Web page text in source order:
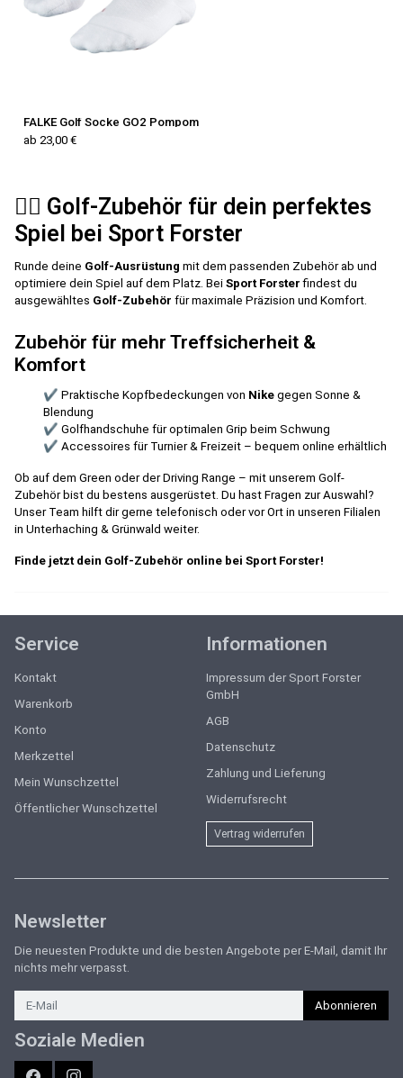
FALKE Golf Socke GO2 Pompom
ab 23,00 €
🏌️‍♂️ Golf-Zubehör für dein perfektes
Spiel bei Sport Forster
Runde deine Golf-Ausrüstung mit dem passenden Zubehör ab und
optimiere dein Spiel auf dem Platz. Bei Sport Forster findest du
ausgewähltes Golf-Zubehör für maximale Präzision und Komfort.
Zubehör für mehr Treffsicherheit &
Komfort
✔ Praktische Kopfbedeckungen von Nike gegen Sonne &
Blendung
✔ Golfhandschuhe für optimalen Grip beim Schwung
✔ Accessoires für Turnier & Freizeit – bequem online erhältlich
Ob auf dem Green oder der Driving Range – mit unserem Golf-
Zubehör bist du bestens ausgerüstet. Du hast Fragen zur Auswahl?
Unser Team hilft dir gerne telefonisch oder vor Ort in unseren Filialen
in Unterhaching & Grünwald weiter.
Finde jetzt dein Golf-Zubehör online bei Sport Forster!
Service
Kontakt
Warenkorb
Konto
Merkzettel
Mein Wunschzettel
Öffentlicher Wunschzettel
Informationen
Impressum der Sport Forster
GmbH
AGB
Datenschutz
Zahlung und Lieferung
Widerrufsrecht
Vertrag widerrufen
Newsletter
Die neuesten Produkte und die besten Angebote per E-Mail, damit Ihr
nichts mehr verpasst.
Newsletter
Abonnieren
Soziale Medien
FacebookInstagram